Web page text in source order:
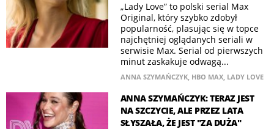
„Lady Love” to polski serial Max
Original, który szybko zdobył
popularność, plasując się w topce
najchętniej oglądanych seriali w
serwisie Max. Serial od pierwszych
minut zaskakuje odwagą...
ANNA SZYMAŃCZYK, HBO MAX, LADY LOVE
ANNA SZYMAŃCZYK: TERAZ JEST
NA SZCZYCIE, ALE PRZEZ LATA
SŁYSZAŁA, ŻE JEST "ZA DUŻA"